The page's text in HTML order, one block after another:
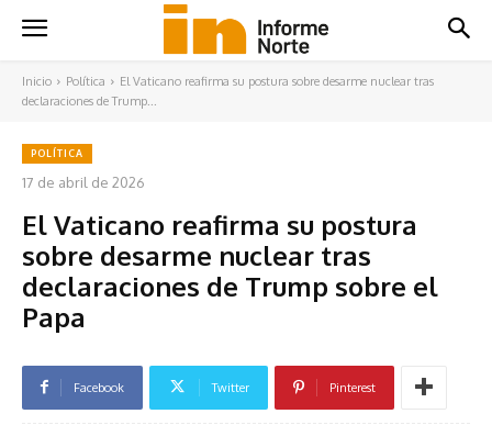
Inicio Política
El Vaticano reafirma su postura sobre desarme nuclear tras
declaraciones de Trump...
POLÍTICA
17 de abril de 2026
El Vaticano reafirma su postura
sobre desarme nuclear tras
declaraciones de Trump sobre el
Papa
Facebook Twitter Pinterest